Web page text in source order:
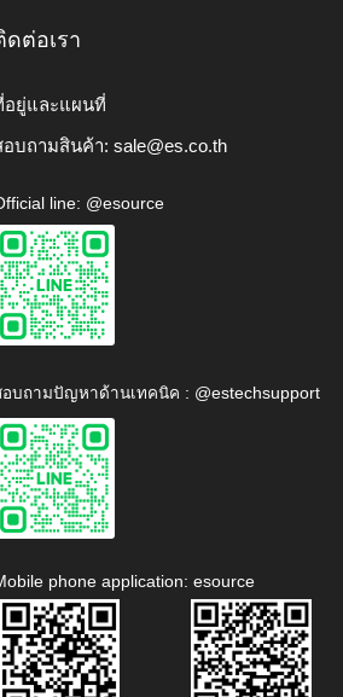
ดต่อเรา
อยู่และแผนที่
อบถามสินค้า: sale@es.co.th
line: @esource
อบถามปัญหาด้านเทคนิค : @estechsupport
phone application: esource